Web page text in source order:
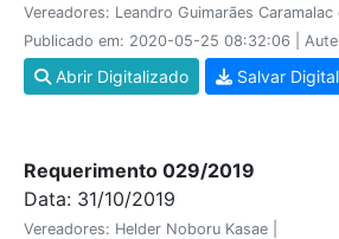
Vereadores: Leandro Guimarães Caramalac
Publicado em: 2020-05-25 08:32:06 |
Abrir Digitalizado Salvar
Requerimento 029/2019
Data: 31/10/2019
Vereadores: Helder Noboru Kasae |